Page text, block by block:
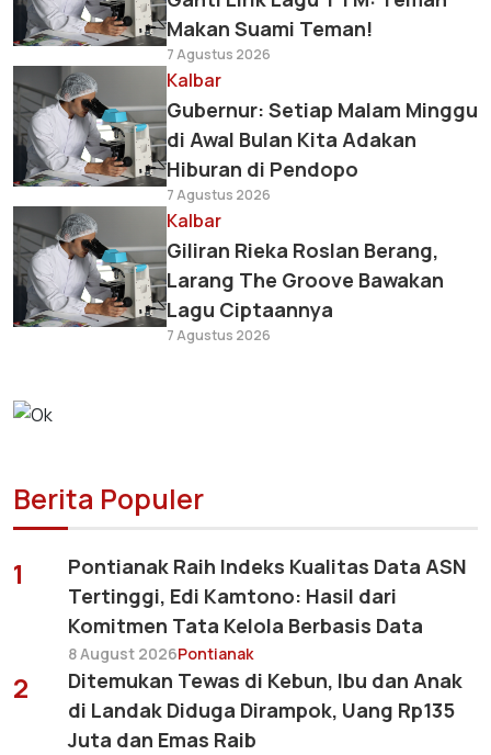
Makan Suami Teman!
7 Agustus 2026
Kalbar
Gubernur: Setiap Malam Minggu
di Awal Bulan Kita Adakan
Hiburan di Pendopo
7 Agustus 2026
Kalbar
Giliran Rieka Roslan Berang,
Larang The Groove Bawakan
Lagu Ciptaannya
7 Agustus 2026
Berita Populer
1
Pontianak Raih Indeks Kualitas Data ASN
Tertinggi, Edi Kamtono: Hasil dari
Komitmen Tata Kelola Berbasis Data
8 August 2026Pontianak
2
Ditemukan Tewas di Kebun, Ibu dan Anak
di Landak Diduga Dirampok, Uang Rp135
Juta dan Emas Raib